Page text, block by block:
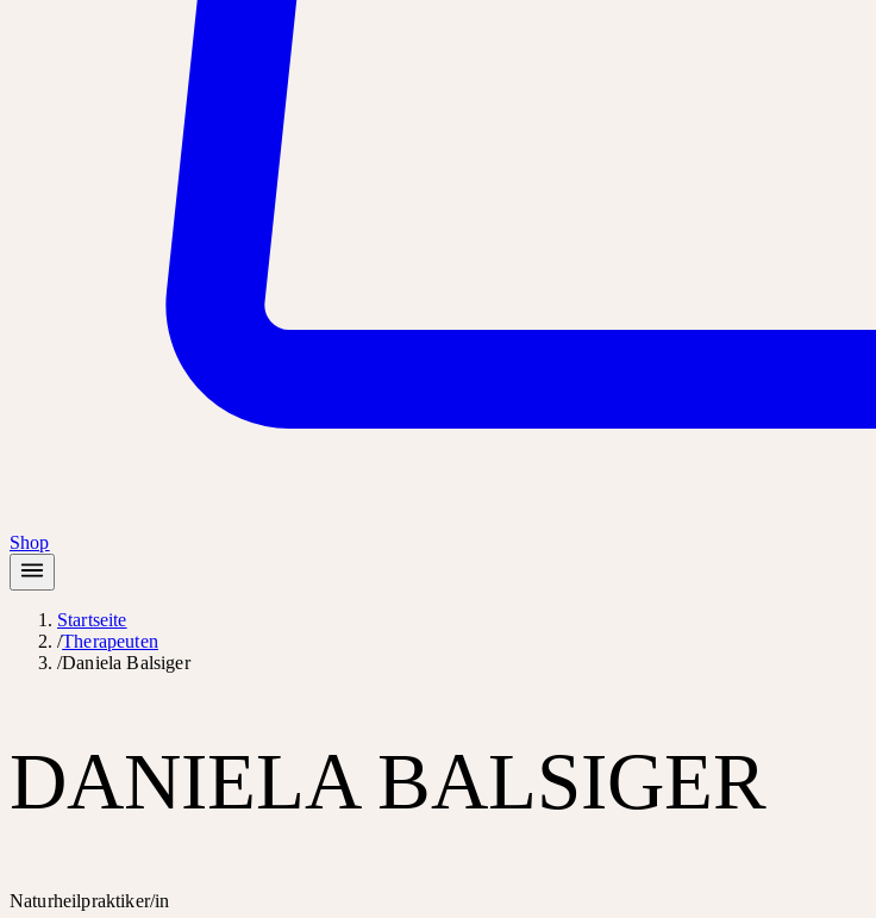
Shop
Startseite
/Therapeuten
/Daniela Balsiger
DANIELA BALSIGER
Naturheilpraktiker/in